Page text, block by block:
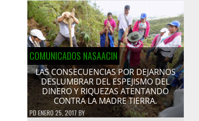
COMUNICADOS NASAACIN
LAS CONSECUENCIAS POR DEJARNOS
DESLUMBRAR DEL ESPEJISMO DEL
DINERO Y RIQUEZAS ATENTANDO
CONTRA LA MADRE TIERRA.
PDENERO 25, 2017 BY